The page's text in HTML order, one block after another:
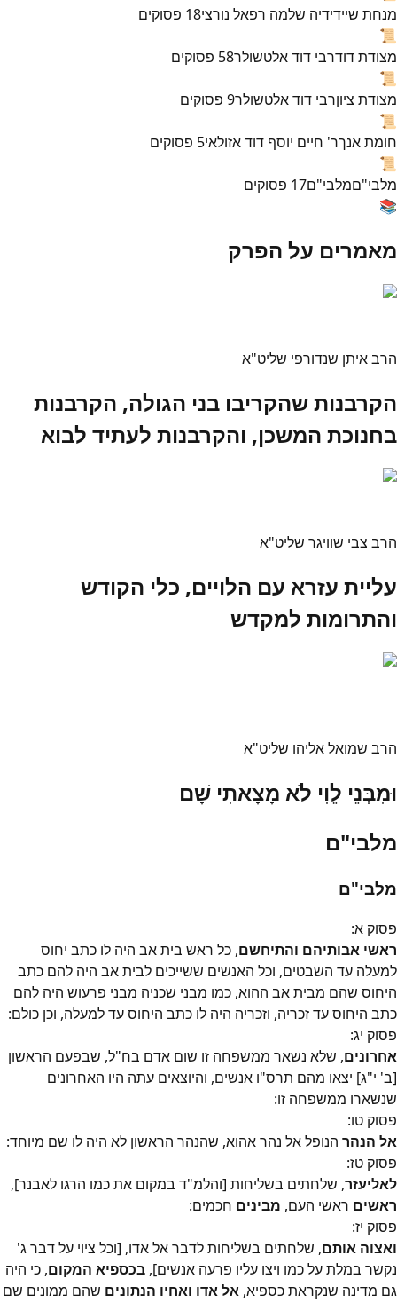
מנחת שיידידיה שלמה רפאל נורצי18 פסוקים
📜
מצודת דודרבי דוד אלטשולר58 פסוקים
📜
מצודת ציוןרבי דוד אלטשולר9 פסוקים
📜
חומת אנךר' חיים יוסף דוד אזולאי5 פסוקים
📜
מלבי"םמלבי"ם17 פסוקים
📚
מאמרים על הפרק
הרב איתן שנדורפי שליט"א
הקרבנות שהקריבו בני הגולה, הקרבנות
בחנוכת המשכן, והקרבנות לעתיד לבוא
הרב צבי שוויגר שליט"א
עליית עזרא עם הלויים, כלי הקודש
והתרומות למקדש
הרב שמואל אליהו שליט"א
וּמִבְּנֵי לֵוִי לֹא מָצָאתִי שָׁם
מלבי"ם
מלבי"ם
פסוק א:
ראשי אבותיהם והתיחשם, כל ראש בית אב היה לו כתב יחוס
למעלה עד השבטים, וכל האנשים ששייכים לבית אב היה להם כתב
היחוס שהם מבית אב ההוא, כמו מבני שכניה מבני פרעוש היה להם
כתב היחוס עד זכריה, וזכריה היה לו כתב היחוס עד למעלה, וכן כולם:
פסוק יג:
אחרונים, שלא נשאר ממשפחה זו שום אדם בח"ל, שבפעם הראשון
[ב' י"ג] יצאו מהם תרס"ו אנשים, והיוצאים עתה היו האחרונים
שנשארו ממשפחה זו:
פסוק טו:
אל הנהר הנופל אל נהר אהוא, שהנהר הראשון לא היה לו שם מיוחד:
פסוק טז:
לאליעזר, שלחתים בשליחות [והלמ"ד במקום את כמו הרגו לאבנר],
ראשים ראשי העם, מבינים חכמים:
פסוק יז:
ואצוה אותם, שלחתים בשליחות לדבר אל אדו, [וכל ציוי על דבר ג'
נקשר במלת על כמו ויצו עליו פרעה אנשים], בכספיא המקום, כי היה
גם מדינה שנקראת כספיא, אל אדו ואחיו הנתונים שהם ממונים שם